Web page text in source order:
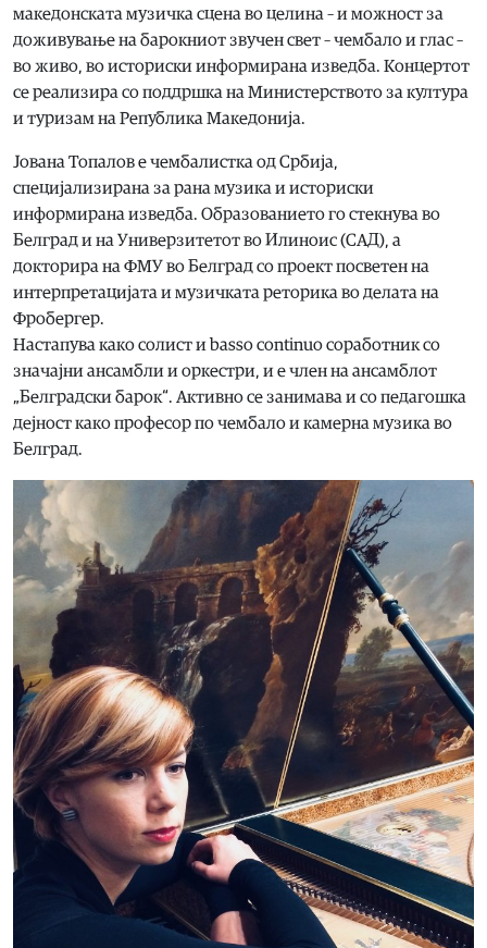
македонската музичка сцена во целина – и можност за
доживување на барокниот звучен свет – чембало и глас –
во живо, во историски информирана изведба. Концертот
се реализира со поддршка на Министерството за култура
и туризам на Република Македониja.
Јована Топалов е чембалистка од Србија,
специјализирана за рана музика и историски
информирана изведба. Образованието го стекнува во
Белград и на Универзитетот во Илиноис (САД), а
докторира на ФМУ во Белград со проект посветен на
интерпретацијата и музичката реторика во делата на
Фробергер.
Настапува како солист и basso continuo соработник со
значајни ансамбли и оркестри, и е член на ансамблот
„Белградски барок“. Активно се занимава и со педагошка
дејност како професор по чембало и камерна музика во
Белград.